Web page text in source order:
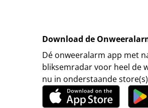
Download de
Dé onweeralarm app met
bliksemradar voor heel de
nu in onderstaande